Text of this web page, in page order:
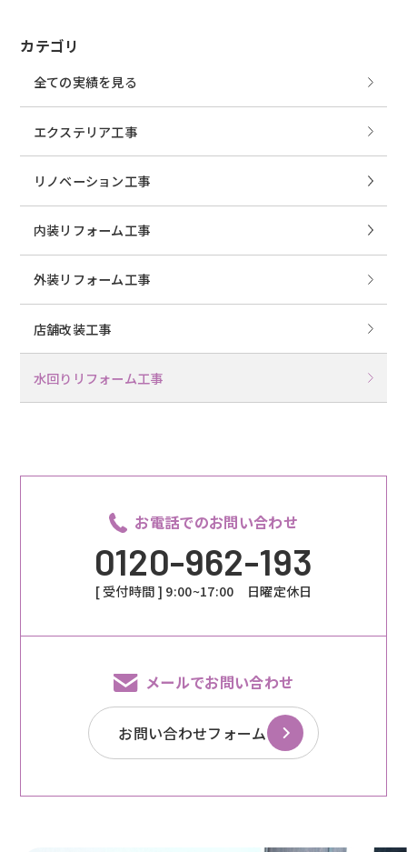
カテゴリ
全ての実績を見る
エクステリア工事
リノベーション工事
内装リフォーム工事
外装リフォーム工事
店舗改装工事
水回りリフォーム工事
お電話でのお問い合わせ
0120-962-193
[ 受付時間 ] 9:00~17:00 日曜定休日
メールでお問い合わせ
お問い合わせフォーム